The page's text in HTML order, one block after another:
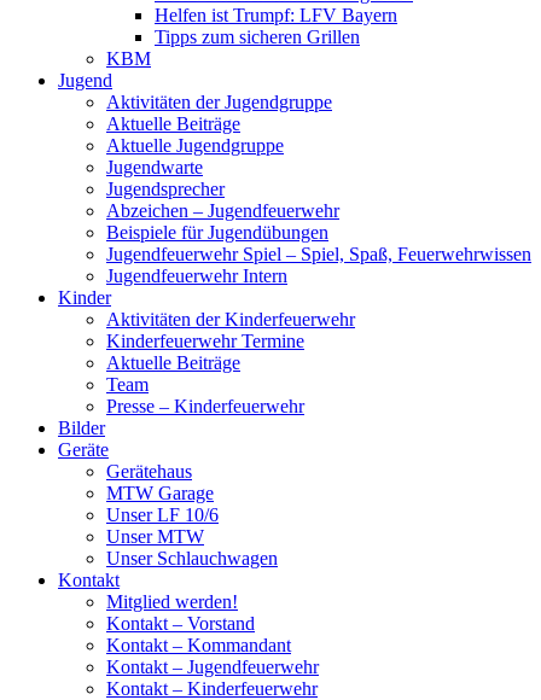
Helfen ist Trumpf: LFV Bayern
Tipps zum sicheren Grillen
KBM
Jugend
Aktivitäten der Jugendgruppe
Aktuelle Beiträge
Aktuelle Jugendgruppe
Jugendwarte
Jugendsprecher
Abzeichen – Jugendfeuerwehr
Beispiele für Jugendübungen
Jugendfeuerwehr Spiel – Spiel, Spaß, Feuerwehrwissen
Jugendfeuerwehr Intern
Kinder
Aktivitäten der Kinderfeuerwehr
Kinderfeuerwehr Termine
Aktuelle Beiträge
Team
Presse – Kinderfeuerwehr
Bilder
Geräte
Gerätehaus
MTW Garage
Unser LF 10/6
Unser MTW
Unser Schlauchwagen
Kontakt
Mitglied werden!
Kontakt – Vorstand
Kontakt – Kommandant
Kontakt – Jugendfeuerwehr
Kontakt – Kinderfeuerwehr